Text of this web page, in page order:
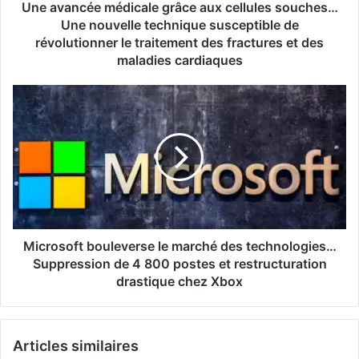
technique
susceptible
traitement
des
fractures
et
des
maladies
cardiaques
Une avancée médicale grâce aux cellules souches…
Une nouvelle technique susceptible de
révolutionner le traitement des fractures et des
maladies cardiaques
Microsoft
bouleverse
le
marché
technologies…
de
4
800
postes
drastique
Xbox
Microsoft bouleverse le marché des technologies…
Suppression de 4 800 postes et restructuration
drastique chez Xbox
Articles similaires